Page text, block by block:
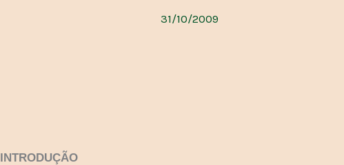
31/10/2009
INTRODUÇÃO